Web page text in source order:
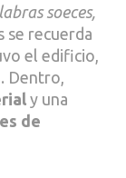
soeces,
se recuerda
el edificio,
. Dentro,
y una
de